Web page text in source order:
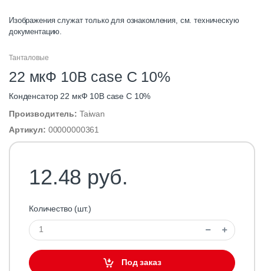
Изображения служат только для ознакомления, см. техническую
документацию.
Танталовые
22 мкФ 10В case C 10%
Конденсатор 22 мкФ 10В case C 10%
Производитель: Taiwan
Артикул: 00000000361
12.48 руб.
Количество (шт.)
Под заказ